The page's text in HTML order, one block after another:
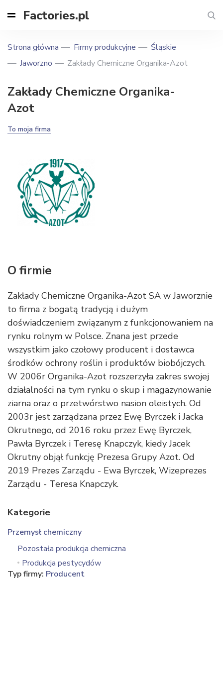
Factories.pl
Strona główna Firmy produkcyjne
Śląskie
Jaworzno
Zakłady Chemiczne Organika-Azot
Zakłady Chemiczne Organika-
Azot
To moja firma
O firmie
Zakłady Chemiczne Organika-Azot SA w Jaworznie
to firma z bogatą tradycją i dużym
doświadczeniem związanym z funkcjonowaniem na
rynku rolnym w Polsce. Znana jest przede
wszystkim jako czołowy producent i dostawca
środków ochrony roślin i produktów biobójczych.
W 2006r Organika-Azot rozszerzyła zakres swojej
działalności na tym rynku o skup i magazynowanie
ziarna oraz o przetwórstwo nasion oleistych. Od
2003r jest zarządzana przez Ewę Byrczek i Jacka
Okrutnego, od 2016 roku przez Ewę Byrczek,
Pawła Byrczek i Teresę Knapczyk, kiedy Jacek
Okrutny objął funkcję Prezesa Grupy Azot. Od
2019 Prezes Zarządu - Ewa Byrczek, Wizeprezes
Zarządu - Teresa Knapczyk.
Kategorie
Przemysł chemiczny
Pozostała produkcja chemiczna
Produkcja pestycydów
Typ firmy: Producent